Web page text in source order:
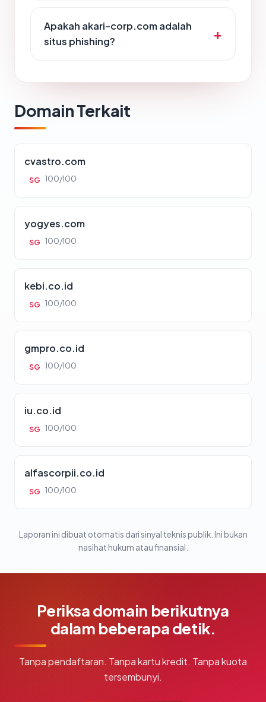
Apakah akari-corp.com adalah
situs phishing?
Domain Terkait
cvastro.com
SG 100/100
yogyes.com
SG 100/100
kebi.co.id
SG 100/100
gmpro.co.id
SG 100/100
iu.co.id
SG 100/100
alfascorpii.co.id
SG 100/100
Laporan ini dibuat otomatis dari sinyal teknis publik. Ini bukan
nasihat hukum atau finansial.
Periksa domain berikutnya
dalam beberapa detik.
Tanpa pendaftaran. Tanpa kartu kredit. Tanpa kuota
tersembunyi.